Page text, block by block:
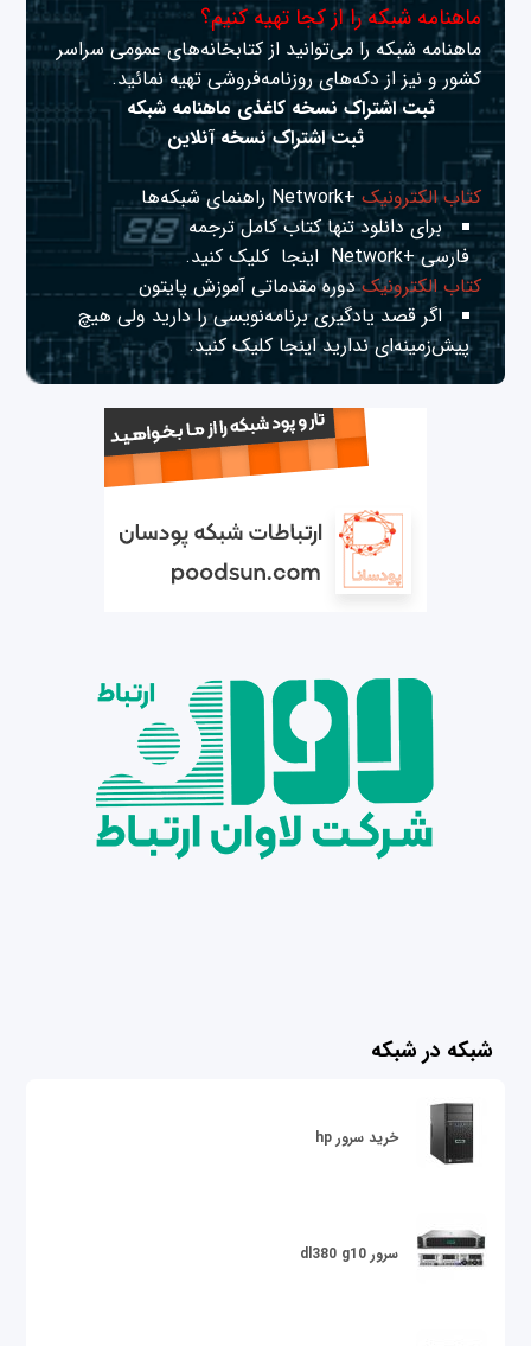
ماهنامه شبکه را از کجا تهیه کنیم؟
ماهنامه شبکه را می‌توانید از کتابخانه‌های عمومی سراسر
کشور و نیز از دکه‌های روزنامه‌فروشی تهیه نمائید.
ثبت اشتراک نسخه کاغذی ماهنامه شبکه
ثبت اشتراک نسخه آنلاین
کتاب الکترونیک+Network راهنمای شبکه‌ها
برای دانلود تنها کتاب کامل ترجمه
فارسی +Network
اینجا کلیک کنید.
کتاب الکترونیکدوره مقدماتی آموزش پایتون
اگر قصد یادگیری برنامه‌نویسی را دارید ولی هیچ
پیش‌زمینه‌ای نداریداینجا کلیک کنید.
شبکه در شبکه
خرید سرور hp
سرور dl380 g10